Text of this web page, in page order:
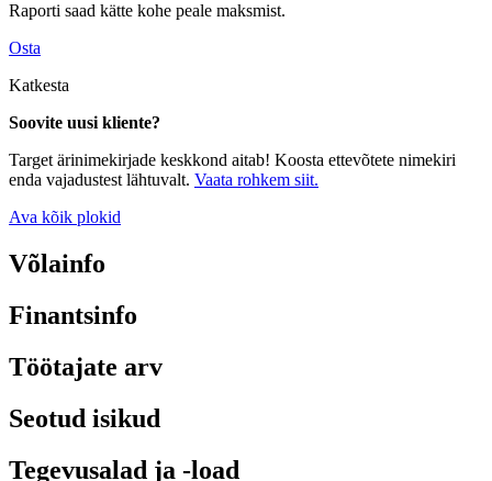
Raporti saad kätte kohe peale maksmist.
Osta
Katkesta
Soovite uusi kliente?
Target ärinimekirjade keskkond aitab! Koosta ettevõtete nimekiri
enda vajadustest lähtuvalt. Vaata rohkem siit.
Ava kõik plokid
Võlainfo
Finantsinfo
Töötajate arv
Seotud isikud
Tegevusalad ja -load